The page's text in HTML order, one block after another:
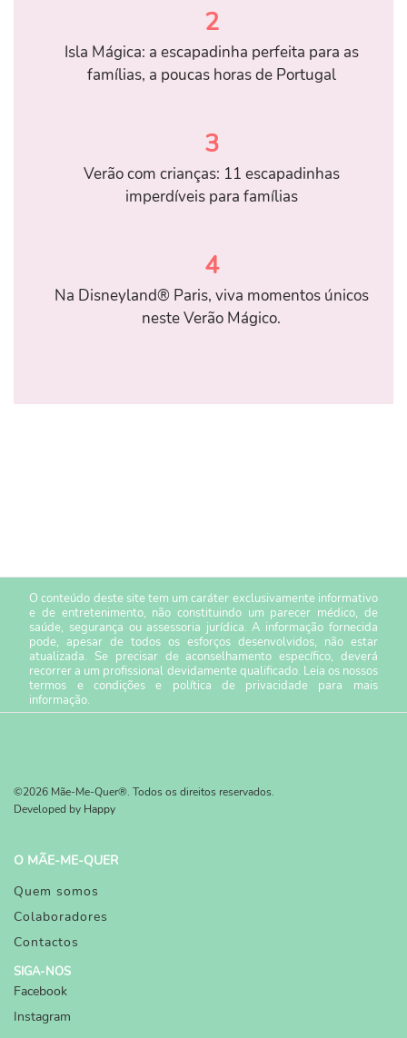
2
Isla Mágica: a escapadinha perfeita para as
famílias, a poucas horas de Portugal
3
Verão com crianças: 11 escapadinhas
imperdíveis para famílias
4
Na Disneyland® Paris, viva momentos únicos
neste Verão Mágico.
O conteúdo deste site tem um caráter exclusivamente informativo
e de entretenimento, não constituindo um parecer médico, de
saúde, segurança ou assessoria jurídica. A informação fornecida
pode, apesar de todos os esforços desenvolvidos, não estar
atualizada. Se precisar de aconselhamento específico, deverá
recorrer a um profissional devidamente qualificado. Leia os nossos
termos e condiçõese política de privacidade para mais
informação.
©2026 Mãe-Me-Quer®. Todos os direitos reservados.
Developed by Happy
O MÃE-ME-QUER
Quem somos
Colaboradores
Contactos
SIGA-NOS
Facebook
Instagram